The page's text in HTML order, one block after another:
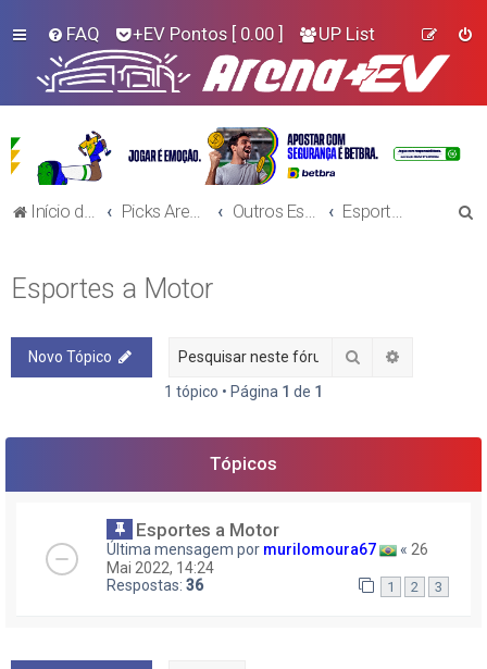
FAQ +EV Pontos [ 0.00 ] UP List
Início do Fórum!
Esportes a Motor
Novo Tópico Pesquisar
1 tópico • Página 1 de 1
Tópicos
Esportes a Motor
Última mensagem por murilomoura67 « 26
Mai 2022, 14:24
Respostas: 36 1 2 3